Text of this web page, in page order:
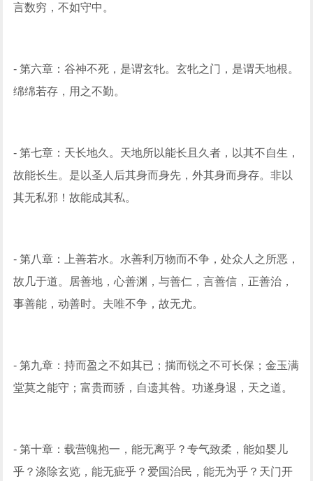
言数穷，不如守中。
- 第六章：谷神不死，是谓玄牝。玄牝之门，是谓天地根。
绵绵若存，用之不勤。
- 第七章：天长地久。天地所以能长且久者，以其不自生，
故能长生。是以圣人后其身而身先，外其身而身存。非以
其无私邪！故能成其私。
- 第八章：上善若水。水善利万物而不争，处众人之所恶，
故几于道。居善地，心善渊，与善仁，言善信，正善治，
事善能，动善时。夫唯不争，故无尤。
- 第九章：持而盈之不如其已；揣而锐之不可长保；金玉满
堂莫之能守；富贵而骄，自遗其咎。功遂身退，天之道。
- 第十章：载营魄抱一，能无离乎？专气致柔，能如婴儿
乎？涤除玄览，能无疵乎？爱国治民，能无为乎？天门开